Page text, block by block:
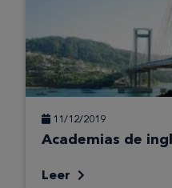
11/12/2019
Academias de
Leer